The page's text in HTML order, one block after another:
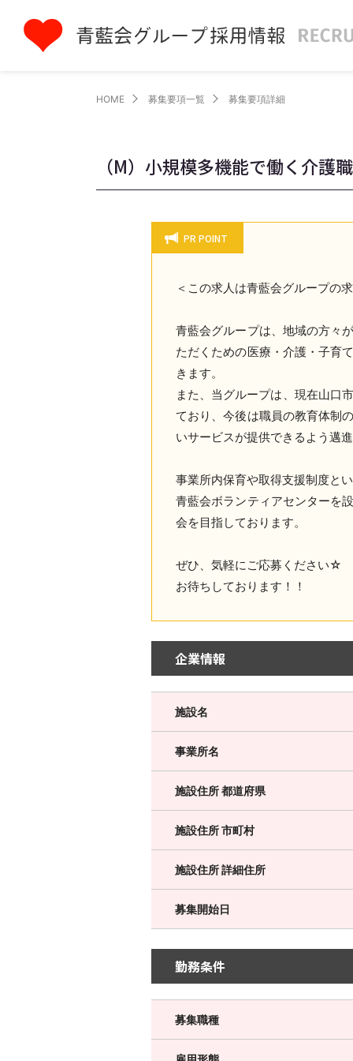
HOME 募集要項一覧 募集要項詳細
（M）小規模多機能で働く介
PR POINT
＜この求人は青藍会グループの
青藍会グループは、地域の方々
ただくための医療・介護・子育
きます。
また、当グループは、現在山口
ており、今後は職員の教育体制
いサービスが提供できるよう邁
事業所内保育や取得支援制度と
青藍会ボランティアセンターを
会を目指しております。
ぜひ、気軽にご応募ください☆
お待ちしております！！
企業情報
施設名
事業所名
施設住所 都道府県
施設住所 市町村
施設住所 詳細住所
募集開始日
勤務条件
募集職種